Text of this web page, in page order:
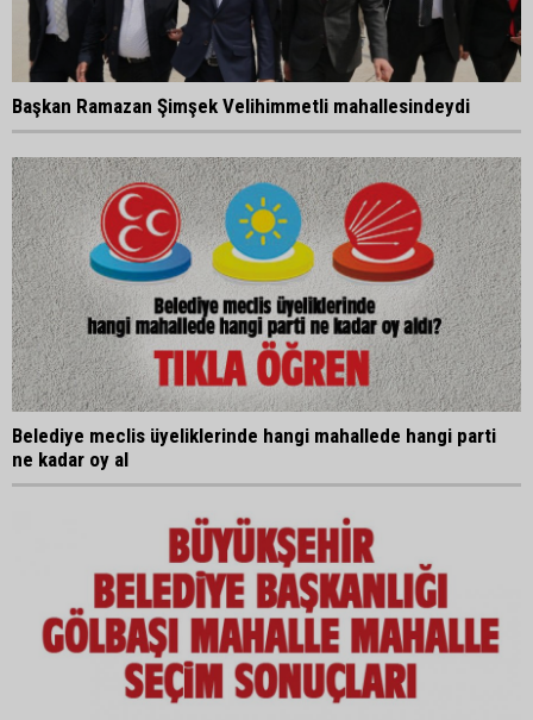
Başkan Ramazan Şimşek Velihimmetli mahallesindeydi
Belediye meclis üyeliklerinde hangi mahallede hangi parti
ne kadar oy al